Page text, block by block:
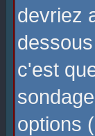
devriez
c'est
options